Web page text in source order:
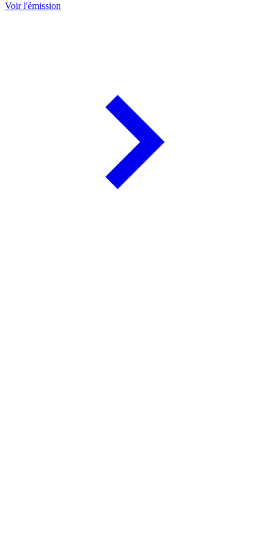
Voir l'émission